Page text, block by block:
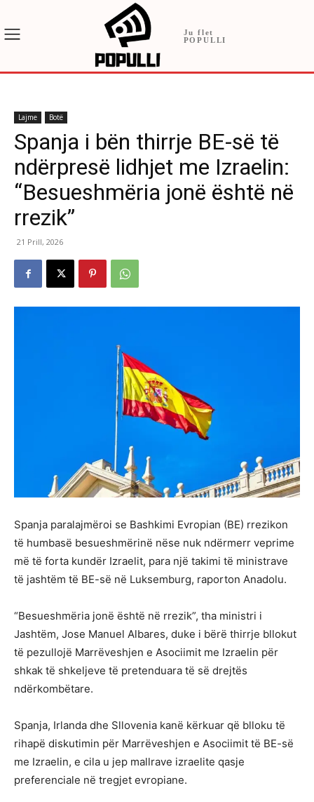
Ju flet
POPULLI
Lajme Botë
Spanja i bën thirrje BE-së të
ndërpresë lidhjet me Izraelin:
“Besueshmëria jonë është në
rrezik”
21 Prill, 2026
Spanja paralajmëroi se Bashkimi Evropian (BE) rrezikon
të humbasë besueshmërinë nëse nuk ndërmerr veprime
më të forta kundër Izraelit, para një takimi të ministrave
të jashtëm të BE-së në Luksemburg, raporton Anadolu.
“Besueshmëria jonë është në rrezik”, tha ministri i
Jashtëm, Jose Manuel Albares, duke i bërë thirrje bllokut
të pezullojë Marrëveshjen e Asociimit me Izraelin për
shkak të shkeljeve të pretenduara të së drejtës
ndërkombëtare.
Spanja, Irlanda dhe Sllovenia kanë kërkuar që blloku të
rihapë diskutimin për Marrëveshjen e Asociimit të BE-së
me Izraelin, e cila u jep mallrave izraelite qasje
preferenciale në tregjet evropiane.